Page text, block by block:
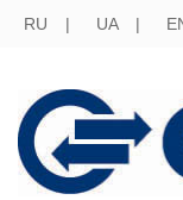
RU UA